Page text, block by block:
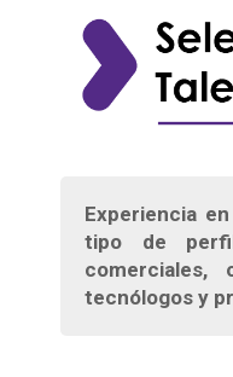
Experiencia
tipo de
comerciales,
tecnólogos y